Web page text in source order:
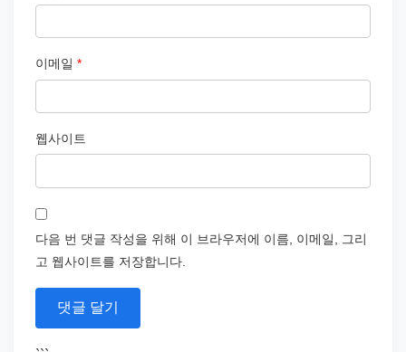
이메일 *
웹사이트
다음 번 댓글 작성을 위해 이 브라우저에 이름, 이메일, 그리
고 웹사이트를 저장합니다.